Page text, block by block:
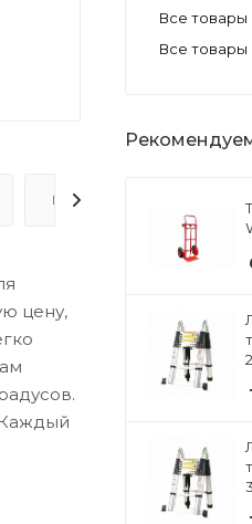
ВОПРОС-ОТВЕТ
цену,
Каждый
Все товары
Все